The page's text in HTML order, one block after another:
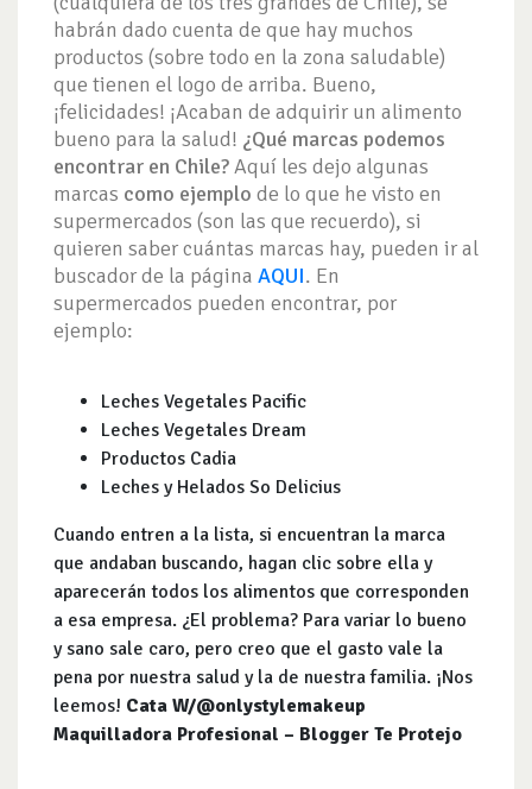
habrán dado cuenta de que hay muchos
productos (sobre todo en la zona saludable)
que tienen el logo de arriba. Bueno,
¡felicidades! ¡Acaban de adquirir un alimento
bueno para la salud! ¿Qué marcas podemos
encontrar en Chile?Aquí les dejo algunas
marcas como ejemplo de lo que he visto en
supermercados (son las que recuerdo), si
quieren saber cuántas marcas hay, pueden ir al
buscador de la página AQUI. En
supermercados pueden encontrar, por
ejemplo:
Leches Vegetales Pacific
Leches Vegetales Dream
Productos Cadia
Leches y Helados So Delicius
Cuando entren a la lista, si encuentran la marca
que andaban buscando, hagan clic sobre ella y
aparecerán todos los alimentos que corresponden
a esa empresa. ¿El problema? Para variar lo bueno
y sano sale caro, pero creo que el gasto vale la
pena por nuestra salud y la de nuestra familia. ¡Nos
leemos! Cata W/@onlystylemakeup
Maquilladora Profesional – Blogger Te Protejo